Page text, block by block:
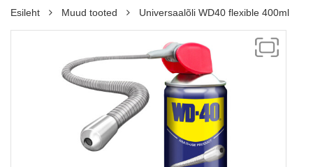
Esileht Muud tooted Universaalõli WD40 flexible 400ml